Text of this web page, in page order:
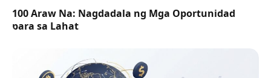
100 Araw Na: Nagdadala ng Mga Oportunidad
para sa Lahat